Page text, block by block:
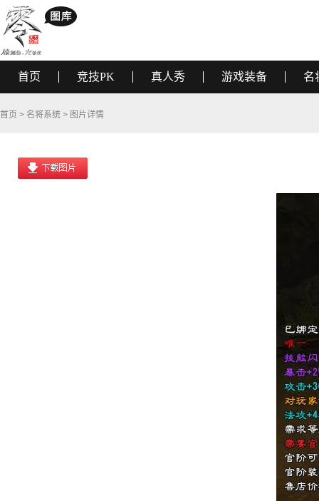
首页 竞技PK 真人秀 游戏装备 名
首页 > 名将系统 > 图片详情